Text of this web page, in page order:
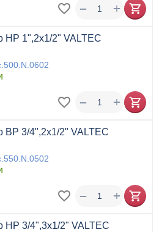
+
−
НР 1",2x1/2" VALTEC
+
−
ВР 3/4",2x1/2" VALTEC
+
−
НР 3/4",3x1/2" VALTEC